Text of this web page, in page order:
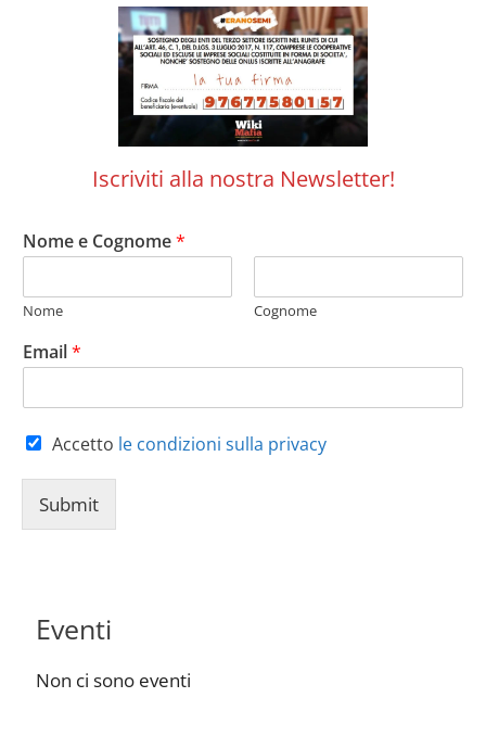
Iscriviti alla nostra Newsletter!
Nome e Cognome*
Nome Cognome
Email*
Accetto le condizioni sulla privacy
Submit
Eventi
Non ci sono eventi